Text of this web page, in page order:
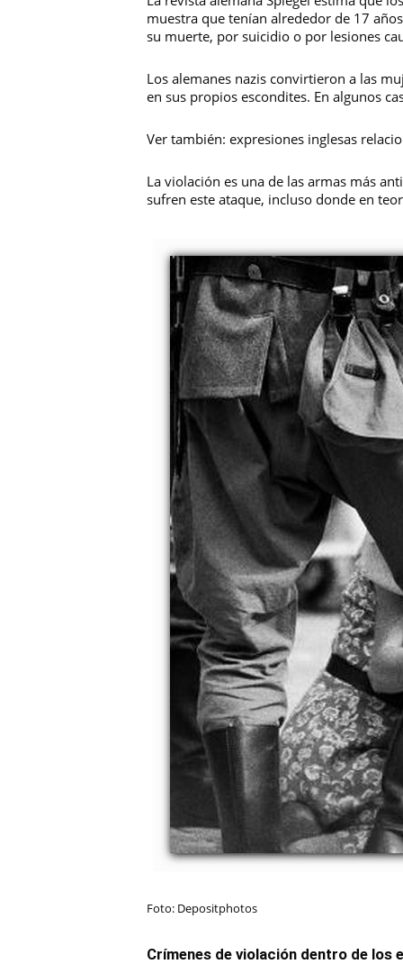
muestra que tenían alrededor de 17
su muerte, por suicidio o por lesiones
Los alemanes nazis convirtieron a las
en sus propios escondites. En algunos
Ver también: expresiones inglesas
La violación es una de las armas más
sufren este ataque, incluso donde en
Foto: Depositphotos
Crímenes de violación dentro de los